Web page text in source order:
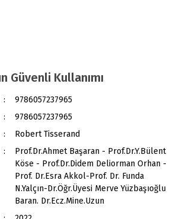
Güvenli Kullanımı
9786057237965
9786057237965
Robert Tisserand
Prof.Dr.Ahmet Başaran - Prof.Dr.Y.Bülent
Köse - Prof.Dr.Didem Deliorman Orhan -
Prof. Dr.Esra Akkol-Prof. Dr. Funda
N.Yalçın-Dr.Öğr.Üyesi Merve Yüzbaşıoğlu
Baran. Dr.Ecz.Mine.Uzun